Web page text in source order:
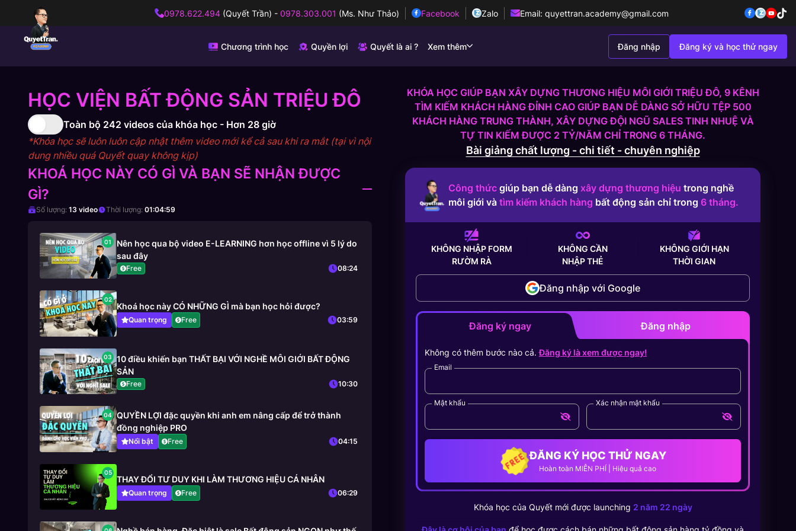
0978.622.494 (Quyết Trần) - 0978.303.001 (Ms. Như Thảo) Facebook Zalo Email: quyettran.academy@gmail.com
Chương trình học Quyền lợi Quyết là ai ? Xem thêm Đăng nhập Đăng ký và học thử ngay
HỌC VIỆN BẤT ĐỘNG SẢN TRIỆU ĐÔ
Toàn bộ 242 videos của khóa học - Hơn 28 giờ
*Khóa học sẽ luôn luôn cập nhật thêm video mới kể cả sau khi ra mắt (tại vì nội
dung nhiều quá Quyết quay không kịp)
KHOÁ HỌC NÀY CÓ GÌ VÀ BẠN SẼ NHẬN ĐƯỢC
GÌ?
Số lượng: 13 video Thời lượng: 01:04:59
01
Nên học qua bộ video E-LEARNING hơn học offline vì 5 lý do
sau đây
Free 08:24
02
Khoá học này CÓ NHỮNG GÌ mà bạn học hỏi được?
Quan trọng Free 03:59
03
10 điều khiến bạn THẤT BẠI VỚI NGHỀ MÔI GIỚI BẤT ĐỘNG
SẢN
Free 10:30
04
QUYỀN LỢI đặc quyền khi anh em nâng cấp để trở thành
đồng nghiệp PRO
Nổi bật Free 04:15
05
THAY ĐỔI TƯ DUY KHI LÀM THƯƠNG HIỆU CÁ NHÂN
Quan trọng Free 06:29
KHÓA HỌC GIÚP BẠN XÂY DỰNG THƯƠNG HIỆU MÔI GIỚI TRIỆU ĐÔ, 9 KÊNH
TÌM KIẾM KHÁCH HÀNG ĐỈNH CAO GIÚP BẠN DỄ DÀNG SỞ HỮU TỆP 500
KHÁCH HÀNG TRUNG THÀNH, XÂY DỰNG ĐỘI NGŨ SALES TINH NHUỆ VÀ
TỰ TIN KIẾM ĐƯỢC 2 TỶ/NĂM CHỈ TRONG 6 THÁNG.
Bài giảng chất lượng - chi tiết - chuyên nghiệp
Công thức giúp bạn dễ dàng xây dựng thương hiệu trong nghề
môi giới và tìm kiếm khách hàng bất động sản chỉ trong 6 tháng.
KHÔNG NHẬP FORM
RƯỜM RÀ
KHÔNG CẦN
NHẬP THẺ
KHÔNG GIỚI HẠN
THỜI GIAN
Đăng nhập với Google
Đăng ký ngay Đăng nhập
Không có thêm bước nào cả.Đăng ký là xem được ngay!
Email
Mật khẩu Xác nhận mật khẩu
ĐĂNG KÝ HỌC THỬ NGAY
Hoàn toàn MIỄN PHÍ | Hiệu quả cao
Khóa học của Quyếtmới được launching 2 năm 22 ngày